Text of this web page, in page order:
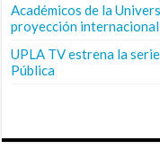
Académicos de la
proyección
UPLA TV estrena la
Pública